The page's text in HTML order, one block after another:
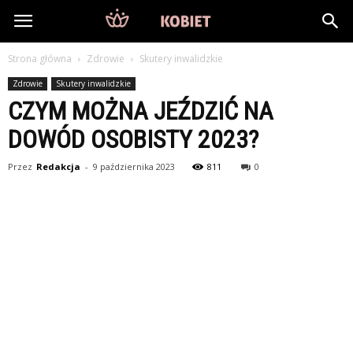
DlaKobiet24.pl
Strona główna Zdrowie Skutery inwalidzkie
Zdrowie Skutery inwalidzkie
CZYM MOŻNA JEŹDZIĆ NA
DOWÓD OSOBISTY 2023?
Przez Redakcja - 9 października 2023 811 0